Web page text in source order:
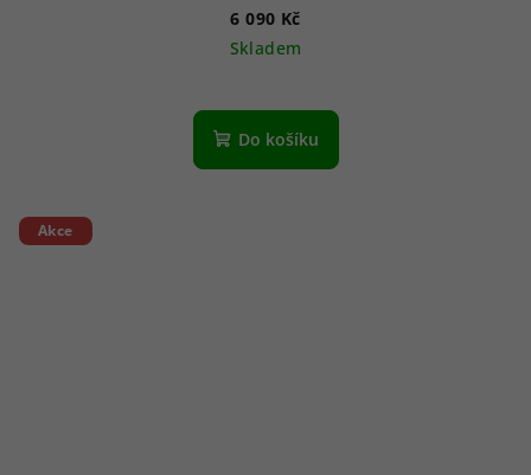
6 090 Kč
Skladem
Do košíku
Akce